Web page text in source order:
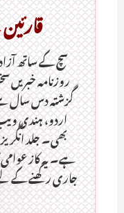
سچ کے ساتھ
روزنامہ
گزشتہ دس سال
اردو، ہندی
بھی۔ جلد
ہے۔ یہ کاز
جاری رکھنے کے